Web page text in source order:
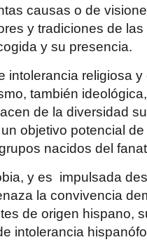
causas o de
y tradiciones de
y su presencia.
intolerancia religiosa
también
de la diversidad
objetivo potencial
nacidos del
y es impulsada
la convivencia
de origen hispano,
intolerancia